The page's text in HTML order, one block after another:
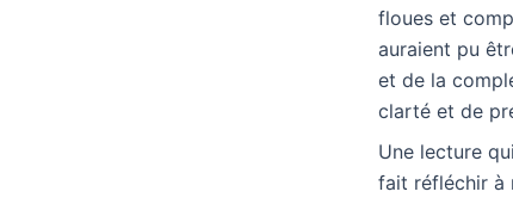
floues et
auraient pu
et de la
clarté et de
Une lecture
fait réfléchir à